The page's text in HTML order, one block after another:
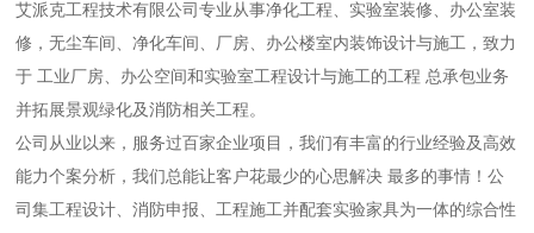
艾派克工程技术有限公司专业从事净化工程、实验室装修、 办公室装
修，无尘车间、净化车间、 厂房、办公楼室内装饰设计与施工，致力
于 工业厂房、办公空间和实验室工程设计与施工的工程 总承包业务
并拓展景观绿化及消防相关工程。
公司从业以来，服务过百家企业项目，我们有丰富的行业经验及高效
能力个案分析，我们总能让客户花最少的心思解决 最多的事情！公
司集工程设计、消防申报、工程施工并配套实验家具为一体的综合性